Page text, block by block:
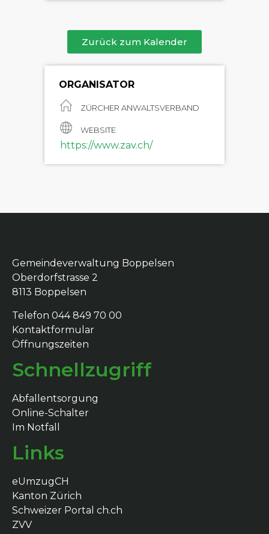
Zurück zum Kalender
ORGANISATOR
ZÜRCHER ANWALTSVERBAND
WEBSITE
https://www.zav.ch/
Gemeindeverwaltung Boppelsen
Oberdorfstrasse 2
8113 Boppelsen
Telefon 044 849 70 00
Kontaktformular
Öffnungszeiten
Schnellzugriff
Abfallentsorgung
Online-Schalter
Im Notfall
Links
eUmzugCH
Kanton Zürich
Schweizer Portal ch.ch
ZVV